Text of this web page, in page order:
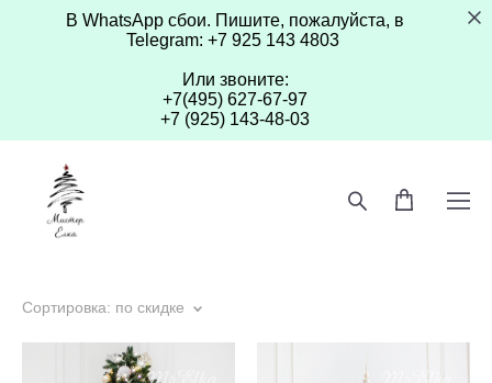
В WhatsApp сбои. Пишите, пожалуйста, в
Telegram: +7 925 143 4803
Или звоните:
+7(495) 627-67-97
+7 (925) 143-48-03
Сортировка: по скидке